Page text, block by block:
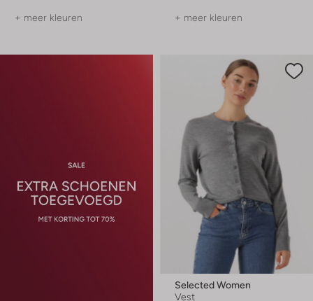
+ meer kleuren + meer kleuren
Selected Women
Vest